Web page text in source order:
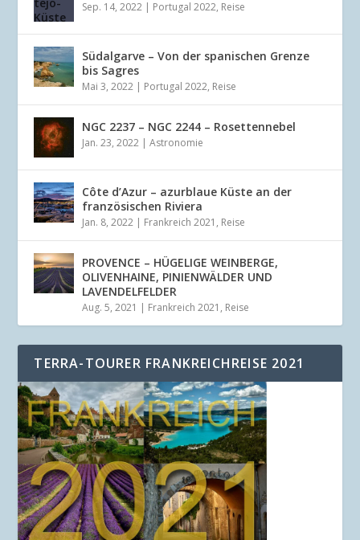
Sep. 14, 2022 | Portugal 2022, Reise
Südalgarve – Von der spanischen Grenze
bis Sagres
Mai 3, 2022 | Portugal 2022, Reise
NGC 2237 – NGC 2244 – Rosettennebel
Jan. 23, 2022 |Astronomie
Côte d’Azur – azurblaue Küste an der
französischen Riviera
Jan. 8, 2022 | Frankreich 2021 , Reise
PROVENCE – HÜGELIGE WEINBERGE,
OLIVENHAINE, PINIENWÄLDER UND
LAVENDELFELDER
Aug. 5, 2021 | Frankreich 2021 , Reise
TERRA-TOURER FRANKREICHREISE 2021